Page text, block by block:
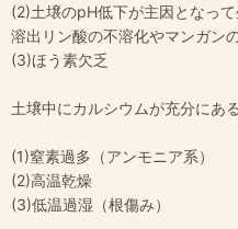
(2)土壌のpH低下が主因となっ
溶出リン酸の不溶化やマンガン
(3)ほう素欠乏
土壌中にカルシウムが充分にあ
(1)窒素過多（アンモニア系）
(2)高温乾燥
(3)低温過湿（根傷み）